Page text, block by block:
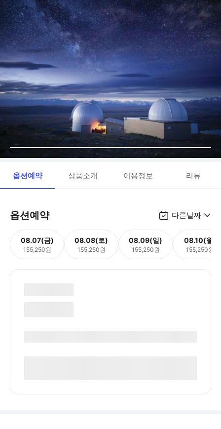
옵션예약 상품소개 이용정보 리뷰
옵션예약 다른날짜
08.07(금)
155,250원
08.08(토)
155,250원
08.09(일)
155,250원
08.10(월)
155,250원